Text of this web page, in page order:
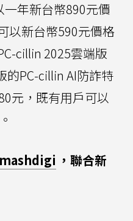
年新台幣890元價
以新台幣590元價格
cillin 2025雲端版
的PC-cillin AI防詐特
元，既有用戶可以
mashdigi ，聯合新